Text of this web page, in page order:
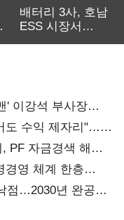
배터리 3사, 호남
ESS 시장서
' 이강석 부사장
도 수익 제자리"…
PF 자금경색 해소
경영 체계 한층
점…2030년 완공